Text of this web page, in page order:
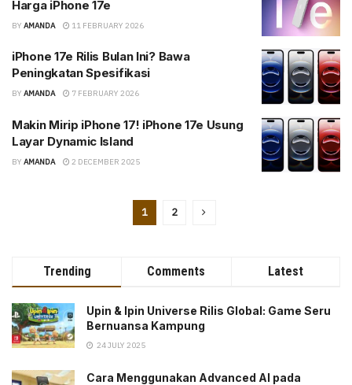
Harga iPhone 17e
BY AMANDA 11 FEBRUARY 2026
iPhone 17e Rilis Bulan Ini? Bawa
Peningkatan Spesifikasi
BY AMANDA 7 FEBRUARY 2026
Makin Mirip iPhone 17! iPhone 17e Usung
Layar Dynamic Island
BY AMANDA 2 DECEMBER 2025
1 2
Trending Comments Latest
Upin & Ipin Universe Rilis Global: Game Seru
Bernuansa Kampung
24 JULY 2025
Cara Menggunakan Advanced AI pada